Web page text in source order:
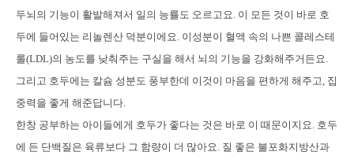
두뇌의 기능이 활발해져서 일의 능률도 오르고요. 이 모든 것이 바로 호
두에 들어있는 리놀렌산 덕분이에요. 이성분이 혈액 속의 나쁜 콜레스테
롤(LDL)의 농도를 낮춰주는 구실을 해서 뇌의 기능을 강화해주거든요.
그리고 호두에는 칼슘 성분도 풍부한데 이것이 마음을 편하게 해주고, 집
중력을 좋게 해준답니다.
한창 공부하는 아이들에게 호두가 좋다는 것은 바로 이 때문이지요. 호두
에 든 단백질은 육류보다 그 함량이 더 많아요. 질 좋은 불포화지방산과